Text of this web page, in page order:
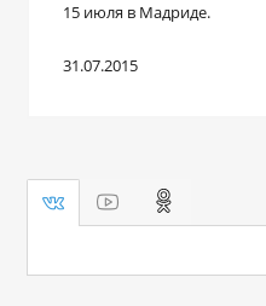
15 июля в Мадриде.
31.07.2015